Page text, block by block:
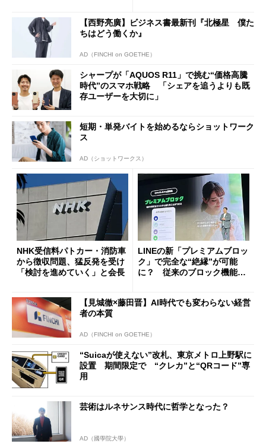
【西野亮廣】ビジネス書最新刊『北極星 僕た
ちはどう働くか』
AD（FINCHI on GOETHE）
シャープが「AQUOS R11」で挑む“価格高騰
時代”のスマホ戦略 「シェアを追うよりも既
存ユーザーを大切に」
短期・単発バイトを始めるならショットワーク
ス
AD（ショットワークス）
NHK受信料パトカー・消防車
から徴収問題、猛反発を受け
「検討を進めていく」と会長
LINEの新「プレミアムブロッ
ク」で完全な“絶縁”が可能
に？ 従来のブロック機能と
【見城徹×藤田晋】AI時代でも変わらない経営
者の本質
AD（FINCHI on GOETHE）
“Suicaが使えない”改札、東京メトロ上野駅に
設置 期間限定で “クレカ”と“QRコード”専
用
芸術はルネサンス時代に哲学となった？
AD（國學院大學）